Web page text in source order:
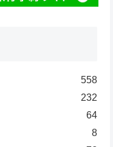
558
232
64
8